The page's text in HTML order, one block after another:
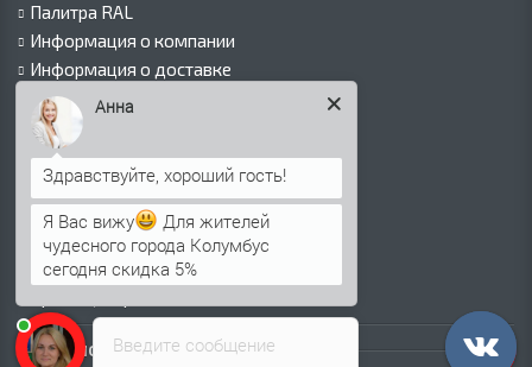
Палитра RAL
Информация о компании
Информация о доставке
Политика безопасности
Условия соглашения
Сертификаты
Виды покрытий
Как оформить заказ
Вакансии
Оплата
Каталог продукции
Введите сообщение
Анна
Я Вас вижу
Для жителей
чудесного города Колумбус
сегодня скидка 5%